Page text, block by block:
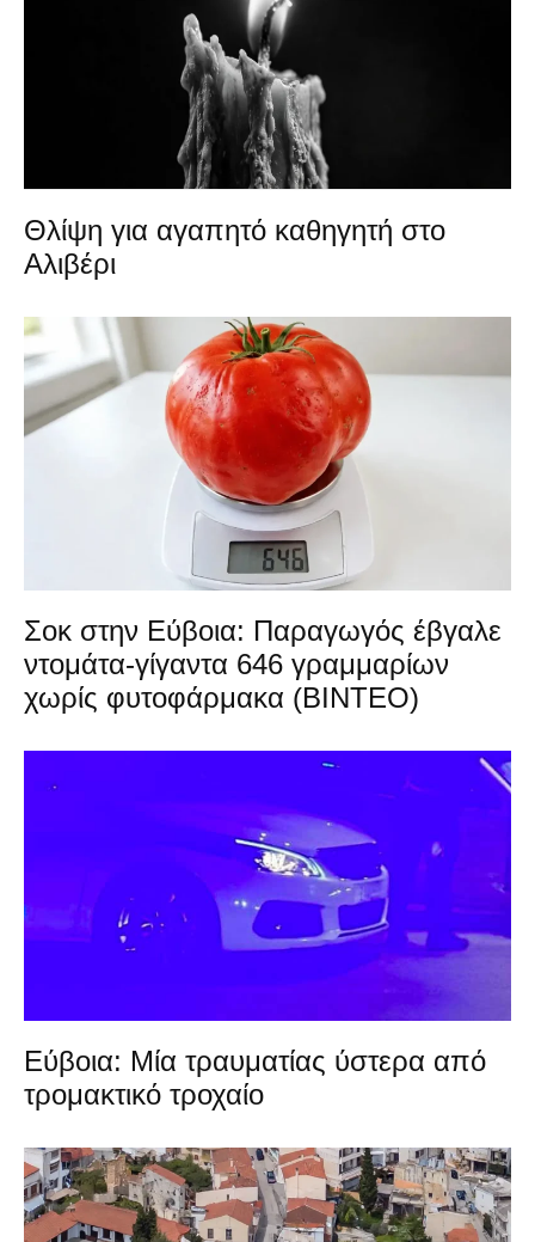
Θλίψη για αγαπητό καθηγητή στο
Αλιβέρι
Σοκ στην Εύβοια: Παραγωγός έβγαλε
ντομάτα-γίγαντα 646 γραμμαρίων
χωρίς φυτοφάρμακα (ΒΙΝΤΕΟ)
Εύβοια: Μία τραυματίας ύστερα από
τρομακτικό τροχαίο